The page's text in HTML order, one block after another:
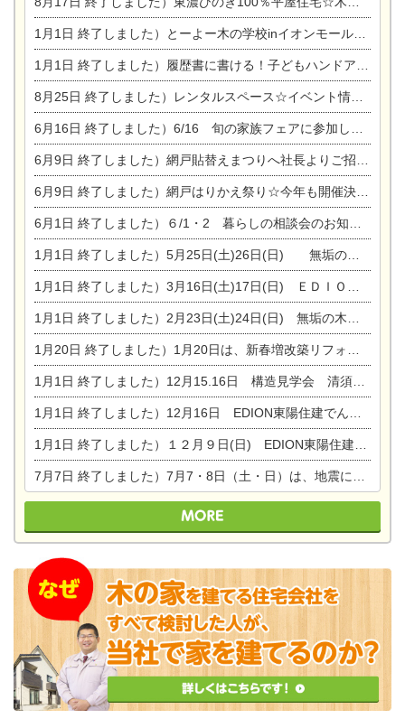
1月1日 終了しました）とーよー木の学校inイオンモール木曽川
1月1日 終了しました）履歴書に書ける！子どもハンドアロマ講座☆
8月25日 終了しました）レンタルスペース☆イベント情報☆チャイルドアロマセラピスト
6月16日 終了しました）6/16 旬の家族フェアに参加します☆
6月9日 終了しました）網戸貼替えまつりへ社長よりご招待です♪
6月9日 終了しました）網戸はりかえ祭り☆今年も開催決定！
6月1日 終了しました）６/1・2 暮らしの相談会のお知らせ
1月1日 終了しました）5月25日(土)26日(日) 無垢の木の家体感見学会開催☆
1月1日 終了しました）3月16日(土)17日(日) ＥＤＩＯＮ東陽住建でんき館 総決算まつり
1月1日 終了しました）2月23日(土)24日(日) 無垢の木の家 完成見学会
1月20日 終了しました）1月20日は、新春増改築リフォームまつり＆家の修理祭り＆家電まつりです。
1月1日 終了しました）12月15.16日 構造見学会 清須市西枇杷島町弁天
1月1日 終了しました）12月16日 EDION東陽住建でんき OPEN第二弾イベント！！
1月1日 終了しました）１２月９日(日) EDION東陽住建でんき館プレＯＰＥＮ！＆家の修理まつり
7月7日 終了しました）7月7・8日（土・日）は、地震に強くて安心！暮らしを楽しむ東濃ひのきの平屋の家体験見学会を開催します。ぜひお越しください。